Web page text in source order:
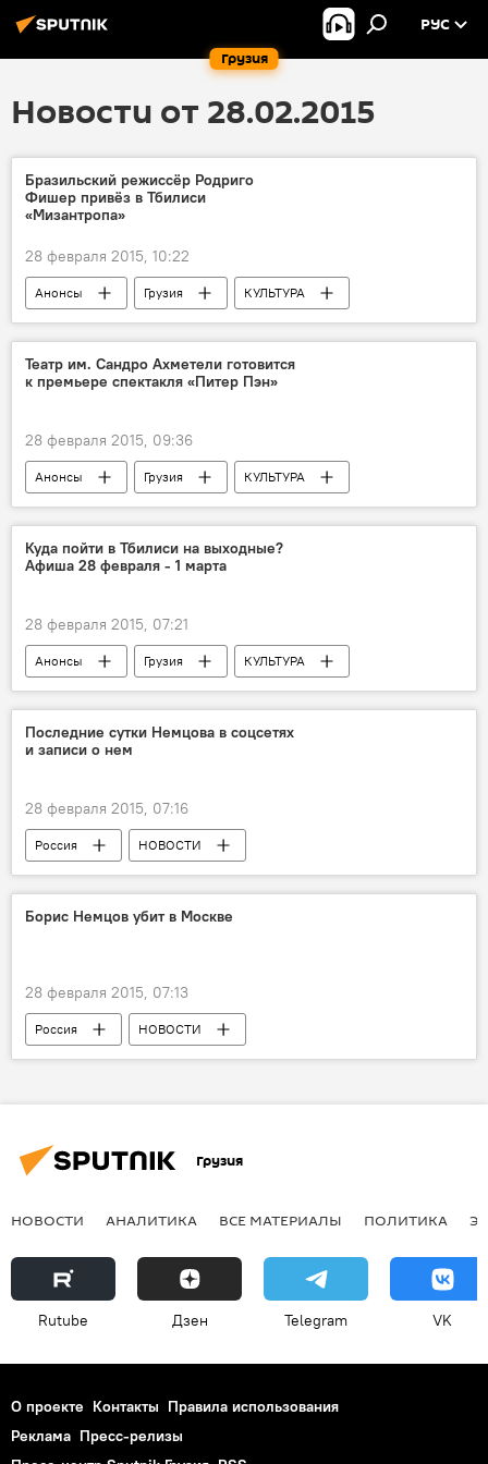
Грузия
РУС
Новости от 28.02.2015
Бразильский режиссёр Родриго
Фишер привёз в Тбилиси
«Мизантропа»
28 февраля 2015, 10:22
Анонсы Грузия
КУЛЬТУРА
НОВОСТИ
Театр им. Сандро Ахметели готовится
к премьере спектакля «Питер Пэн»
28 февраля 2015, 09:36
Анонсы Грузия
КУЛЬТУРА
НОВОСТИ
Куда пойти в Тбилиси на выходные?
Афиша 28 февраля - 1 марта
28 февраля 2015, 07:21
Анонсы Грузия
КУЛЬТУРА
НОВОСТИ
Последние сутки Немцова в соцсетях
и записи о нем
28 февраля 2015, 07:16
Россия НОВОСТИ
Борис Немцов убит в Москве
28 февраля 2015, 07:13
Россия
НОВОСТИ
ПРОИСШЕСТВИЯ
Грузия
НОВОСТИ АНАЛИТИКА ВСЕ МАТЕРИАЛЫ ПОЛИТИКА
Rutube Дзен Telegram VK
О проекте Контакты Правила использования
Реклама Пресс-релизы